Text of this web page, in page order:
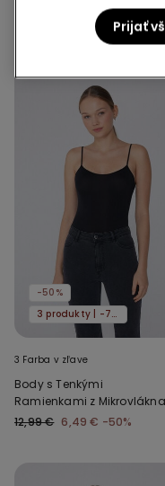
5,09 € -70%
-50%
3 produkty | -70%
3 Farba v zľave
Body s Tenkými
Ramienkami z Mikrovlákna
12,99 € 6,49 € -50%
Prijať